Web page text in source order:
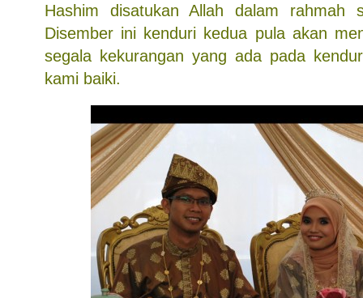
Hashim disatukan Allah dalam rahmah
Disember ini kenduri kedua pula akan
segala kekurangan yang ada pada
kami baiki.